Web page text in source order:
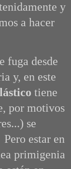
y
a hacer
fuga desde
y, en este
tiene
por motivos
se
estar en
primigenia